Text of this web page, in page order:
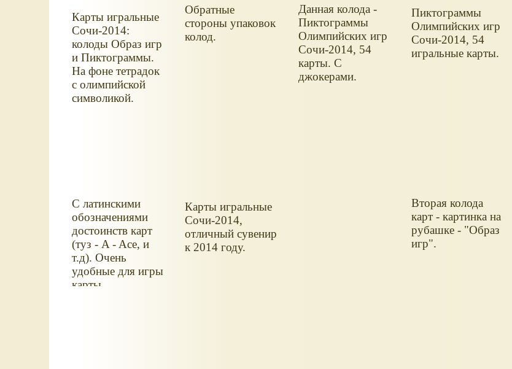
Карты игральные
Сочи-2014:
колоды Образ игр
и Пиктограммы.
На фоне тетрадок
с олимпийской
символикой.
Обратные
стороны упаковок
колод.
Данная колода -
Пиктограммы
Олимпийских игр
Сочи-2014, 54
карты. С
джокерами.
Пиктограммы
Олимпийских игр
Сочи-2014, 54
игральные карты.
С латинскими
обозначениями
достоинств карт
(туз - A - Ace, и
т.д). Очень
удобные для игры
карты.
Карты игральные
Сочи-2014,
отличный сувенир
к 2014 году.
Вторая колода
карт - картинка на
рубашке - "Образ
игр".